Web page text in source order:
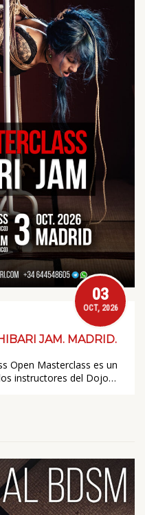
03
OCT, 2026
JAM. MADRID.
Open Masterclass es un
instructores del Dojo…